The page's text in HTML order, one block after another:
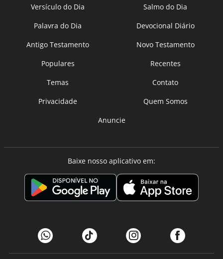
Versículo do Dia
Salmo do Dia
Palavra do Dia
Devocional Diário
Antigo Testamento
Novo Testamento
Populares
Recentes
Temas
Contato
Privacidade
Quem Somos
Anuncie
Baixe nosso aplicativo em: